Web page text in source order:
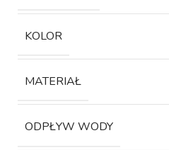
KOLOR
MATERIAŁ
ODPŁYW WODY